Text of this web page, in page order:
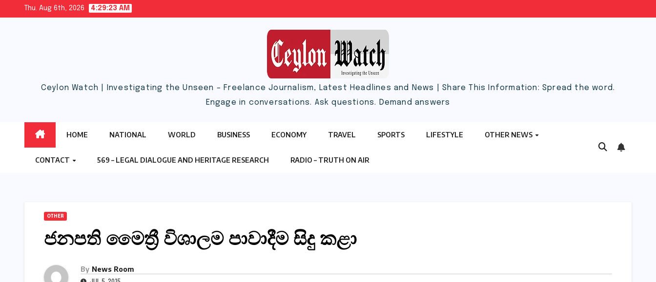
Thu. Aug 6th, 2026 4:29:23 AM
Ceylon Watch | Investigating the Unseen – Freelance Journalism, Latest Headlines and News | Share This Information: Spread the word.
Engage in conversations. Ask questions. Demand answers
HOME NATIONAL WORLD BUSINESS ECONOMY TRAVEL SPORTS LIFESTYLE OTHER NEWS
CONTACT 569 – LEGAL DIALOGUE AND HERITAGE RESEARCH RADIO – TRUTH ON AIR
OTHER
ජනපති මෛත්‍රී විශාලම පාවාදීම සිදු කළා
By News Room